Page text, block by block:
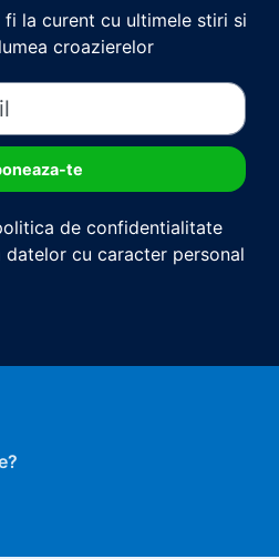
la curent cu ultimele stiri si
croazierelor
de confidentialitate
cu caracter personal